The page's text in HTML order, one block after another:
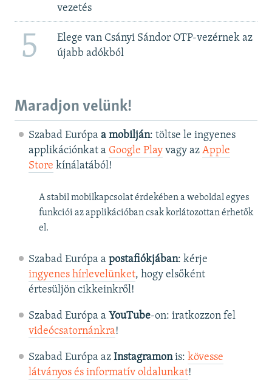
vezetés
5
Elege van Csányi Sándor OTP-vezérnek az
újabb adókból
Maradjon velünk!
Szabad Európa a mobilján: töltse le ingyenes
applikációnkat a Google Playvagy az Apple
Store kínálatából!
A stabil mobilkapcsolat érdekében a weboldal egyes
funkciói az applikációban csak korlátozottan érhetők
el.
Szabad Európa a postafiókjában: kérje
ingyenes hírlevelünket, hogy elsőként
értesüljön cikkeinkről!
Szabad Európa a YouTube-on: iratkozzon fel
videócsatornánkra!
Szabad Európa az Instagramonis: kövesse
látványos és informatív oldalunkat! ​